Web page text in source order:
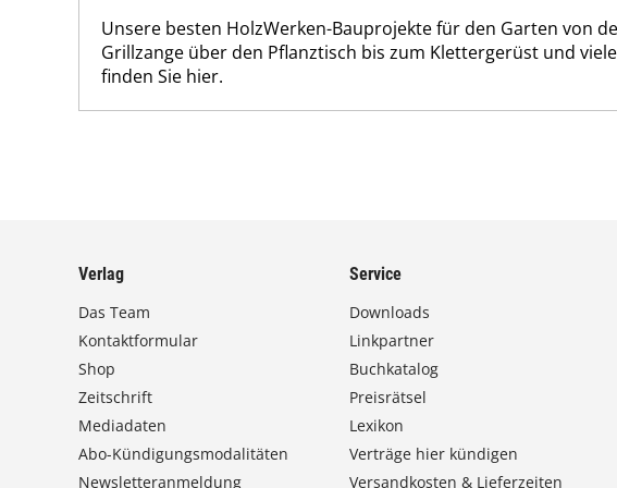
Unsere besten HolzWerken-Bauprojekte für den Garten von
Grillzange über den Pflanztisch bis zum Klettergerüst und
finden Sie hier.
Verlag
Das Team
Kontaktformular
Shop
Zeitschrift
Mediadaten
Abo-Kündigungsmodalitäten
Newsletteranmeldung
Service
Downloads
Linkpartner
Buchkatalog
Preisrätsel
Lexikon
Verträge hier kündigen
Versandkosten & Lieferzeiten